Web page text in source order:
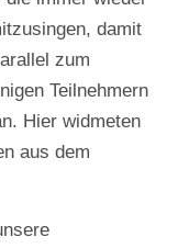
damit
zum
Teilnehmern
Hier widmeten
aus dem